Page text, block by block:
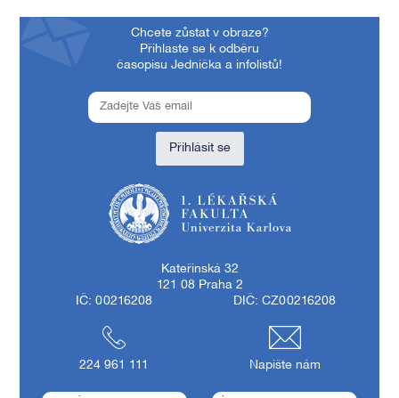
Chcete zůstat v obraze?
Přihlaste se k odběru
časopisu Jednička a infolistů!
Přihlásit se
Kateřinská 32
121 08 Praha 2
IČ: 00216208
DIČ: CZ00216208
224 961 111 Napište nám